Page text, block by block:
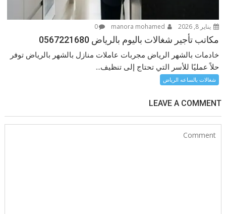
يناير 8, 2026 0
مكاتب تأجير شغالات باليوم بالرياض 0567221680
خادمات بالشهر الرياض مجربات عاملات منازل بالشهر بالرياض توفر
حلاً عمليًا للأسر التي تحتاج إلى تنظيف...
شغالات بالساعه الرياض
LEAVE A COMMENT